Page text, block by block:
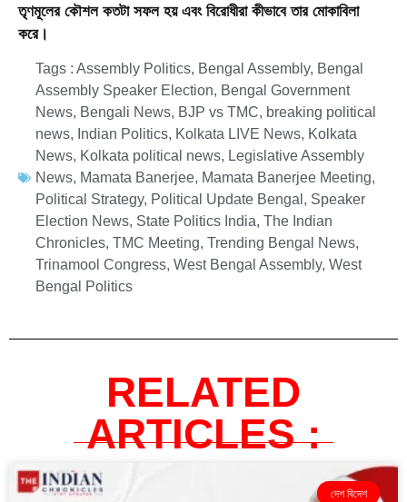
তৃণমূলের কৌশল কতটা সফল হয় এবং বিরোধীরা কীভাবে তার মোকাবিলা
করে।
Tags : Assembly Politics, Bengal Assembly, Bengal
Assembly Speaker Election, Bengal Government
News, Bengali News, BJP vs TMC, breaking political
news, Indian Politics, Kolkata LIVE News, Kolkata
News, Kolkata political news, Legislative Assembly
News, Mamata Banerjee, Mamata Banerjee Meeting,
Political Strategy, Political Update Bengal , Speaker
Election News, State Politics India, The Indian
Chronicles, TMC Meeting, Trending Bengal News,
Trinamool Congress, West Bengal Assembly, West
Bengal Politics
RELATED
ARTICLES :
দেশ বিদেশ